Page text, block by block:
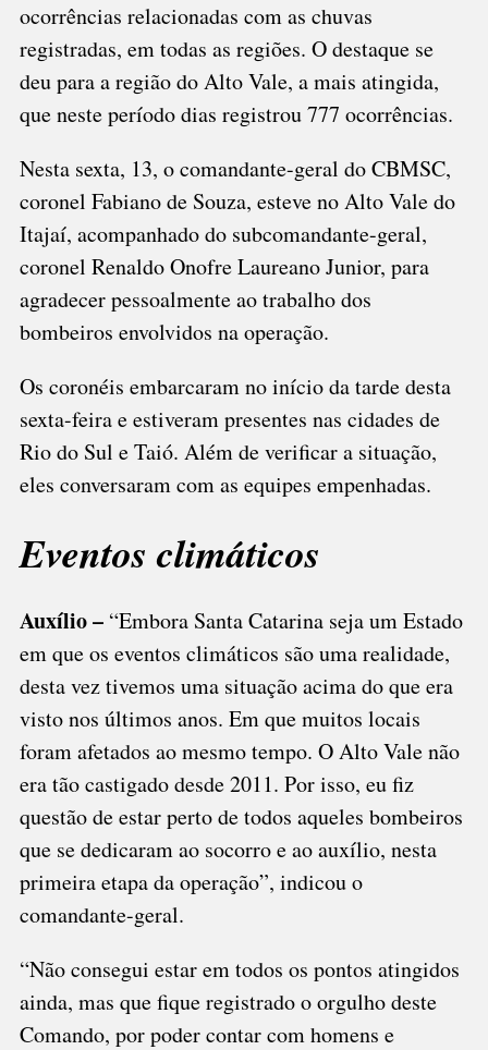
ocorrências relacionadas com as chuvas
registradas, em todas as regiões. O destaque se
deu para a região do Alto Vale, a mais atingida,
que neste período dias registrou 777 ocorrências.
Nesta sexta, 13, o comandante-geral do CBMSC,
coronel Fabiano de Souza, esteve no Alto Vale do
Itajaí, acompanhado do subcomandante-geral,
coronel Renaldo Onofre Laureano Junior, para
agradecer pessoalmente ao trabalho dos
bombeiros envolvidos na operação.
Os coronéis embarcaram no início da tarde desta
sexta-feira e estiveram presentes nas cidades de
Rio do Sul e Taió. Além de verificar a situação,
eles conversaram com as equipes empenhadas.
Eventos climáticos
Auxílio –“Embora Santa Catarina seja um Estado
em que os eventos climáticos são uma realidade,
desta vez tivemos uma situação acima do que era
visto nos últimos anos. Em que muitos locais
foram afetados ao mesmo tempo. O Alto Vale não
era tão castigado desde 2011. Por isso, eu fiz
questão de estar perto de todos aqueles bombeiros
que se dedicaram ao socorro e ao auxílio, nesta
primeira etapa da operação”, indicou o
comandante-geral.
“Não consegui estar em todos os pontos atingidos
ainda, mas que fique registrado o orgulho deste
Comando, por poder contar com homens e